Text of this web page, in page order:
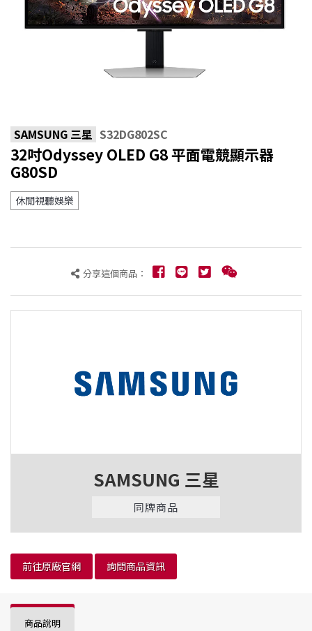
SAMSUNG 三星 S32DG802SC
32吋Odyssey OLED G8 平面電競顯示器
G80SD
休閒視聽娛樂
分享這個商品：
SAMSUNG 三星
同牌商品
前往原廠官網 詢問商品資訊
商品說明